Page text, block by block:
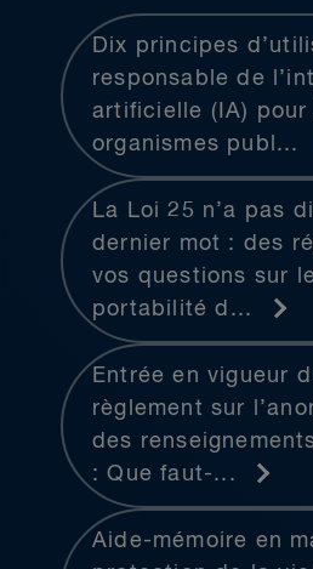
Dix principes
responsable de
artificielle (IA) pour
organismes publ...
La Loi 25 n’a pas
dernier mot : des
vos questions sur
portabilité d...
Entrée en vigueur
règlement sur
des
: Que faut-...
Aide-mémoire en